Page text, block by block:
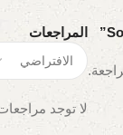
المراجعات
لا توجد